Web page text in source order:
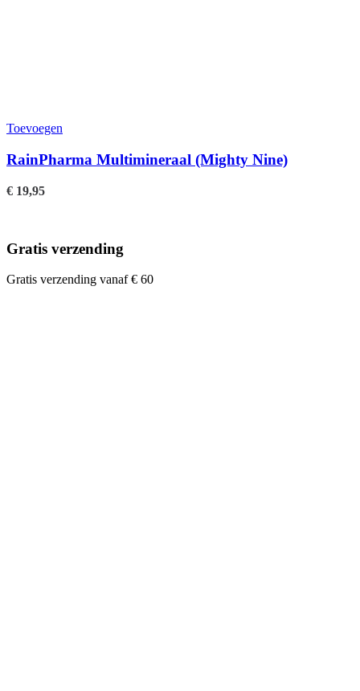
Toevoegen
RainPharma Multimineraal (Mighty Nine)
€ 19,95
Gratis verzending
Gratis verzending vanaf € 60